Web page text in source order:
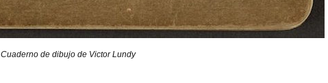
Cuaderno de dibujo de Victor Lundy